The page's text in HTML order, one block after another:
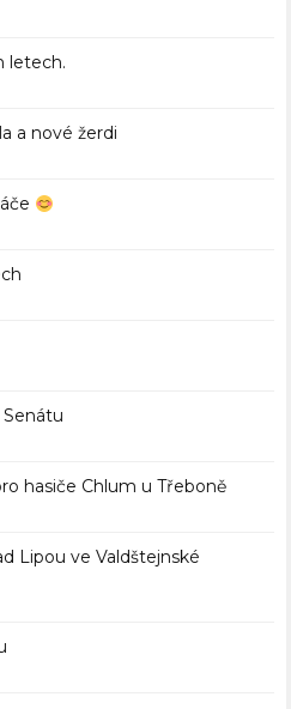
letech.
a nové žerdi
hasiče Chlum u Třeboně
Lipou ve Valdštejnské